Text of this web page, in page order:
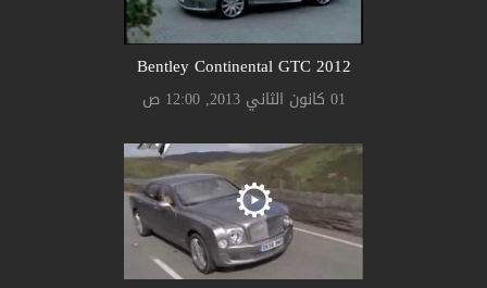
Bentley Continental GTC 2012
01 كانون الثاني 2013, 12:00 ص